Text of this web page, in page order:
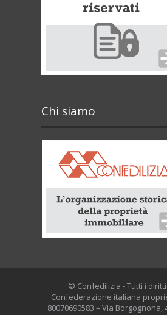
Chi siamo
© Confedilizia - Tutti i
Confederazione italiana
80070690583 – Via Borgognona,